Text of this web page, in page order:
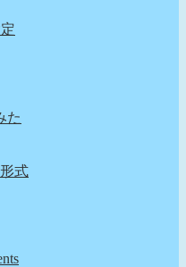
た
式